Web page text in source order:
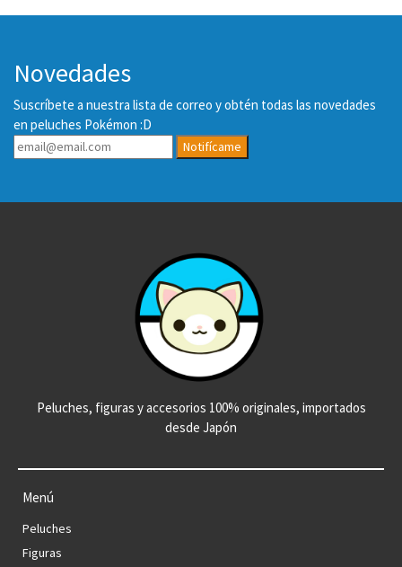
Novedades
Suscríbete a nuestra lista de correo y obtén todas las novedades
en peluches Pokémon :D
Notifícame
Peluches, figuras y accesorios 100% originales, importados
desde Japón
Menú
Peluches
Figuras